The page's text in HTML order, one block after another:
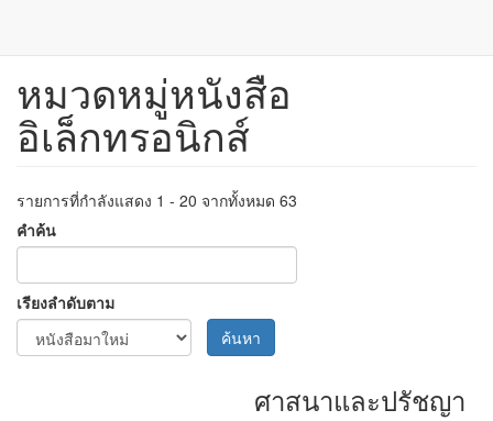
ข้าม
เนื้อหา
หมวดหมู่หนังสือ
อิเล็กทรอนิกส์
รายการที่กำลังแสดง 1 - 20 จากทั้งหมด 63
คำค้น
เรียงลำดับตาม
ค้นหา
ศาสนาและปรัชญา